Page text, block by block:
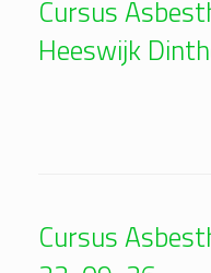
Cursus
Heeswijk
Cursus